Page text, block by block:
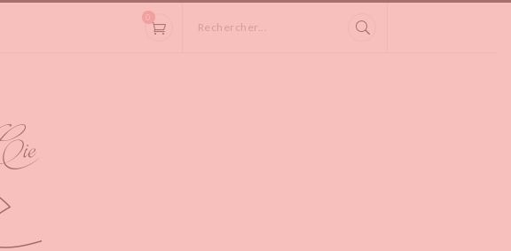
Rechercher...
0